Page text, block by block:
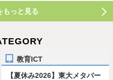
もっと見る
教育ICT
【夏休み2026】東大メタバー